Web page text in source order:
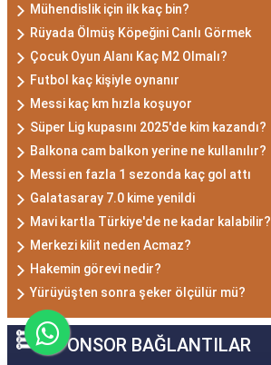
Mühendislik için ilk kaç bin?
Rüyada Ölmüş Köpeğini Canlı Görmek
Çocuk Oyun Alanı Kaç M2 Olmalı?
Futbol kaç kişiyle oynanır
Messi kaç km hızla koşuyor
Süper Lig kupasını 2025'de kim kazandı?
Balkona cam balkon yerine ne kullanılır?
Messi en fazla 1 sezonda kaç gol attı
Galatasaray 7.0 kime yenildi
Mavi kartla Türkiye'de ne kadar kalabilir?
Merkezi kilit neden Acmaz?
Hakemin görevi nedir?
Yürüyüşten sonra şeker ölçülür mü?
SPONSOR BAĞLANTILAR